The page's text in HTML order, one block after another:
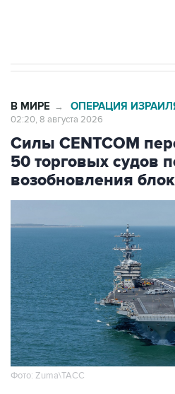
В МИРЕ → ОПЕРАЦИЯ
02:20, 8 августа 2026
Силы CENTCOM
50 торговых судов
возобновления
Фото: Zuma\ТАСС